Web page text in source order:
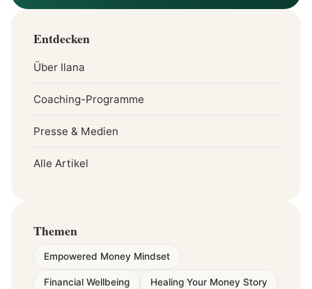
Entdecken
Über Ilana
Coaching-Programme
Presse & Medien
Alle Artikel
Themen
Empowered Money Mindset
Financial Wellbeing Healing Your Money Story